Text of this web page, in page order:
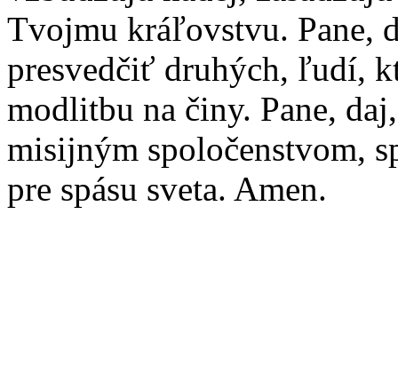
Tvojmu kráľovstvu. Pane,
presvedčiť druhých, ľudí,
modlitbu na činy. Pane,
misijným spoločenstvom,
pre spásu sveta. Amen.